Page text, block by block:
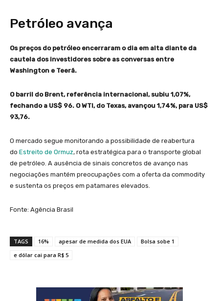
Petróleo avança
Os preços do petróleo encerraram o dia em alta diante da
cautela dos investidores sobre as conversas entre
Washington e Teerã.
O barril do Brent, referência internacional, subiu 1,07%,
fechando a US$ 96. O WTI, do Texas, avançou 1,74%, para US$
93,76.
O mercado segue monitorando a possibilidade de reabertura
do Estreito de Ormuz, rota estratégica para o transporte global
de petróleo. A ausência de sinais concretos de avanço nas
negociações mantém preocupações com a oferta da commodity
e sustenta os preços em patamares elevados.
Fonte: Agência Brasil
TAGS 16% apesar de medida dos EUA
Bolsa sobe 1
e dólar cai para R$ 5